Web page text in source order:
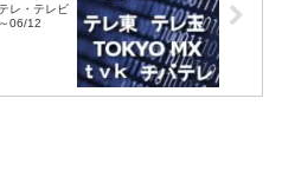
レ・テレビ
06/12